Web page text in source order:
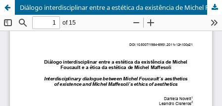
Diálogo interdisciplinar entre a estética da existência de Michel Foucault e a ética da estética de Michel Maffesoli